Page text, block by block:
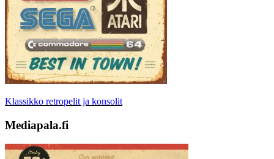
Klassikko retropelit ja konsolit
Mediapala.fi